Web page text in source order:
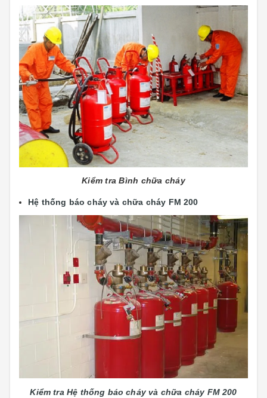
Kiểm tra Bình chữa cháy
Hệ thống báo cháy và chữa cháy FM 200
Kiểm tra Hệ thống báo cháy và chữa cháy FM 200